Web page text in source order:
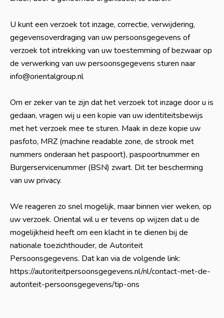
U kunt een verzoek tot inzage, correctie, verwijdering,
gegevensoverdraging van uw persoonsgegevens of
verzoek tot intrekking van uw toestemming of bezwaar op
de verwerking van uw persoonsgegevens sturen naar
info@orientalgroup.nl
Om er zeker van te zijn dat het verzoek tot inzage door u is
gedaan, vragen wij u een kopie van uw identiteitsbewijs
met het verzoek mee te sturen. Maak in deze kopie uw
pasfoto, MRZ (machine readable zone, de strook met
nummers onderaan het paspoort), paspoortnummer en
Burgerservicenummer (BSN) zwart. Dit ter bescherming
van uw privacy.
We reageren zo snel mogelijk, maar binnen vier weken, op
uw verzoek. Oriental wil u er tevens op wijzen dat u de
mogelijkheid heeft om een klacht in te dienen bij de
nationale toezichthouder, de Autoriteit
Persoonsgegevens. Dat kan via de volgende link:
https://autoriteitpersoonsgegevens.nl/nl/contact-met-de-
autoriteit-persoonsgegevens/tip-ons